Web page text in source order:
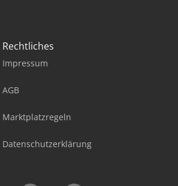
Rechtliches
Impressum
AGB
Marktplatzregeln
Datenschutzerklärung